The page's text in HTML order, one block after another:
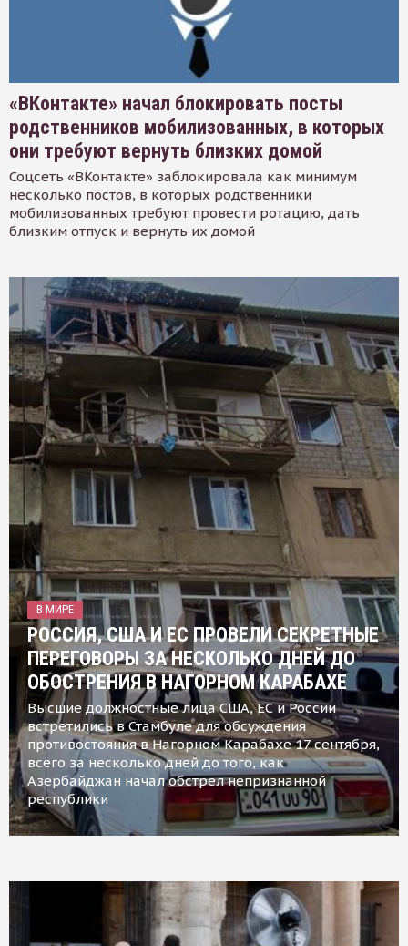
«ВКонтакте» начал блокировать посты
родственников мобилизованных, в которых
они требуют вернуть близких домой
Соцсеть «ВКонтакте» заблокировала как минимум
несколько постов, в которых родственники
мобилизованных требуют провести ротацию, дать
близким отпуск и вернуть их домой
В МИРЕ
РОССИЯ, США И ЕС ПРОВЕЛИ СЕКРЕТНЫЕ
ПЕРЕГОВОРЫ ЗА НЕСКОЛЬКО ДНЕЙ ДО
ОБОСТРЕНИЯ В НАГОРНОМ КАРАБАХЕ
Высшие должностные лица США, ЕС и России
встретились в Стамбуле для обсуждения
противостояния в Нагорном Карабахе 17 сентября,
всего за несколько дней до того, как
Азербайджан начал обстрел непризнанной
республики